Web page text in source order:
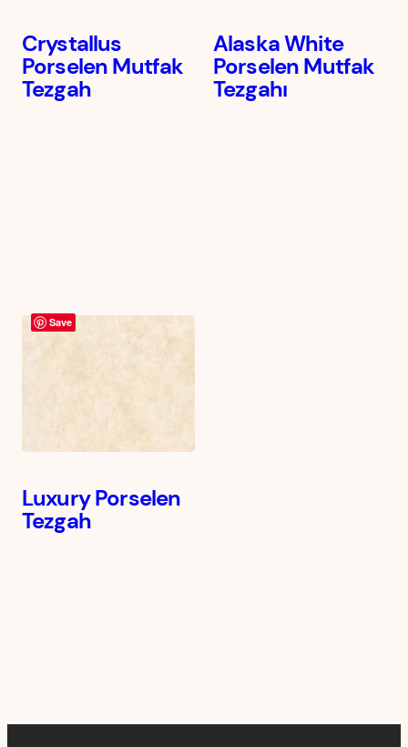
Crystallus
Porselen Mutfak
Tezgah
Alaska White
Porselen Mutfak
Tezgahı
Save
Luxury Porselen
Tezgah